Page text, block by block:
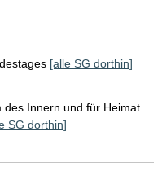
[alle SG dorthin]
des Innern und für Heimat
SG dorthin]